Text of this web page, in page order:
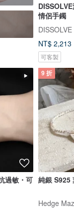
情侶手鐲
DISSOLVE
NT$ 2,213
可客製
過敏・可
9 折
Hedge